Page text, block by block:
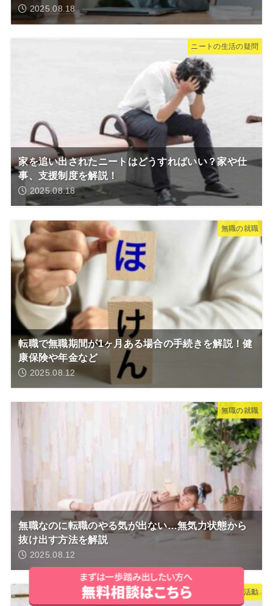
2025.08.18
ニートの生活の疑問
家を追い出されたニートはどうすればいい？家や仕
事、支援制度を解説！
2025.08.18
無職の就職
転職で無職期間が1ヶ月ある場合の手続きを解説！健
康保険や年金など
2025.08.12
無職の就職
無職なのに転職のやる気が出ない…無気力状態から
抜け出す方法を解説
2025.08.12
ニートの就職活動